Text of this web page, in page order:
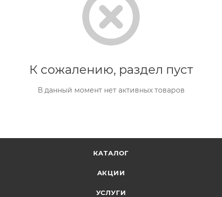
К сожалению, раздел пуст
В данный момент нет активных товаров
КАТАЛОГ
АКЦИИ
УСЛУГИ